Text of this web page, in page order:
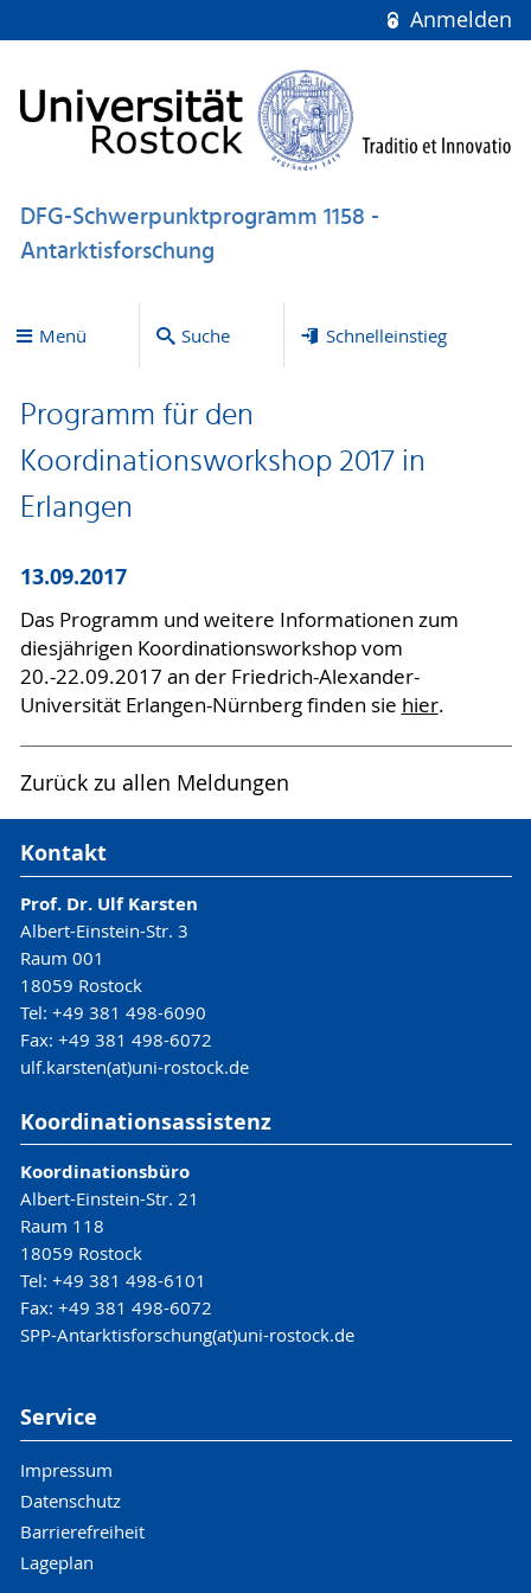
Anmelden
DFG-Schwerpunktprogramm 1158 -
Antarktisforschung
Menü Suche Schnelleinstieg
Programm für den
Koordinationsworkshop 2017 in
Erlangen
13.09.2017
Das Programm und weitere Informationen zum
diesjährigen Koordinationsworkshop vom
20.-22.09.2017 an der Friedrich-Alexander-
Universität Erlangen-Nürnberg finden sie hier.
Zurück zu allen Meldungen
Kontakt
Prof. Dr. Ulf Karsten
Albert-Einstein-Str. 3
Raum 001
18059 Rostock
Tel: +49 381 498-6090
Fax: +49 381 498-6072
ulf.karsten(at)uni-rostock.de
Koordinationsassistenz
Koordinationsbüro
Albert-Einstein-Str. 21
Raum 118
18059 Rostock
Tel: +49 381 498-6101
Fax: +49 381 498-6072
SPP-Antarktisforschung(at)uni-rostock.de
Service
Impressum
Datenschutz
Barrierefreiheit
Lageplan